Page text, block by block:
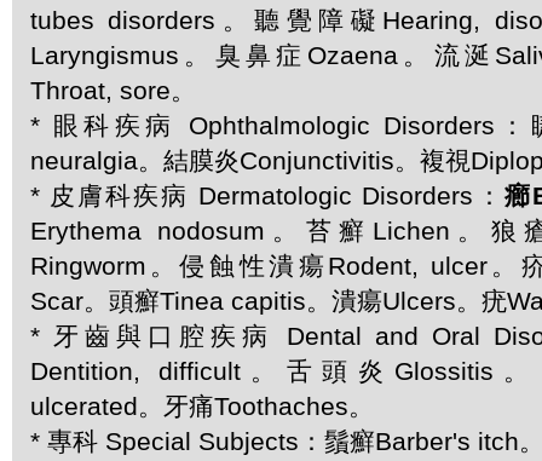
tubes disorders。聽覺障礙Hearing,
Laryngismus。臭鼻症Ozaena。流涎
Throat, sore。
* 眼科疾病 Ophthalmologic Disorders：
neuralgia。結膜炎Conjunctivitis。複視
* 皮膚科疾病 Dermatologic Disorders： 癤
Erythema nodosum。苔癬Lichen。狼
Ringworm。侵蝕性潰瘍Rodent, ulcer。
Scar。頭癬Tinea capitis。潰瘍Ulcers。疣
* 牙齒與口腔疾病 Dental and Oral
Dentition, difficult。舌頭炎Glossitis
ulcerated。牙痛Toothaches。
* 專科 Special Subjects：鬚癬Barber's itch